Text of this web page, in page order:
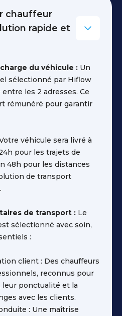
chauffeur
rapide et
du véhicule : Un
sélectionné par Hiflow
les 2 adresses. Ce
rémunéré pour garantir
véhicule sera livré à
pour les trajets de
48h pour les distances
de transport
de transport : Le
sélectionné avec soin,
:
client : Des chauffeurs
reconnus pour
leur ponctualité et la
avec les clients.
: Une maîtrise